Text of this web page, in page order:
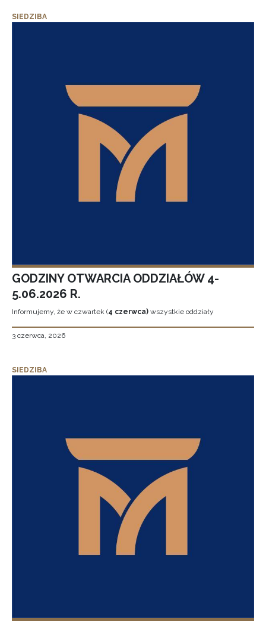
SIEDZIBA
GODZINY OTWARCIA ODDZIAŁÓW 4-
5.06.2026 R.
Informujemy, że w czwartek (4 czerwca) wszystkie oddziały
3 czerwca, 2026
SIEDZIBA